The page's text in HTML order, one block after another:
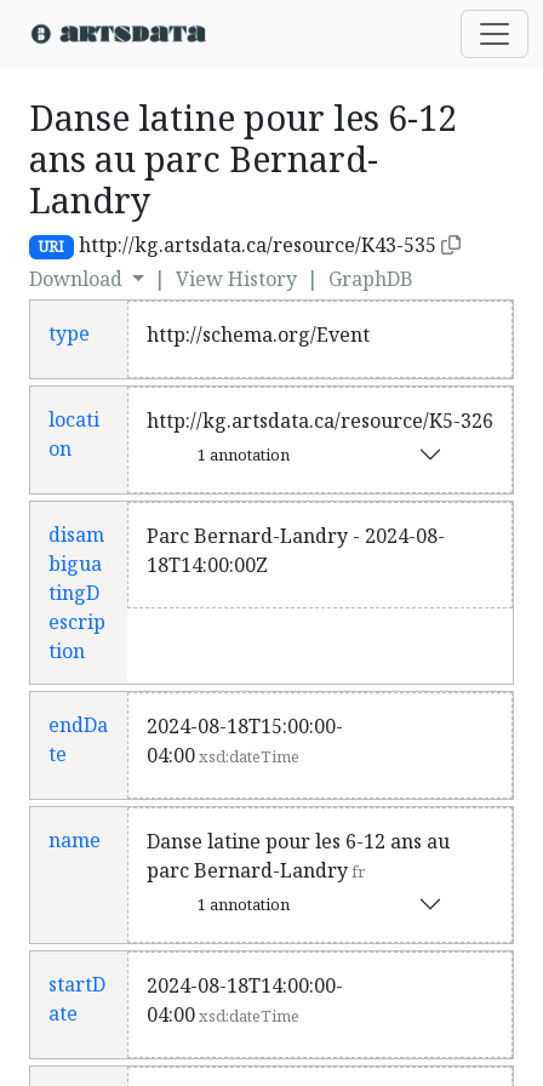
Danse latine pour les 6-12
ans au parc Bernard-
Landry
URI
http://kg.artsdata.ca/resource/K43-535
Download
| View History | GraphDB
type http://schema.org/Event
locati
on
http://kg.artsdata.ca/resource/K5-326
1 annotation
disam
bigua
tingD
escrip
tion
Parc Bernard-Landry - 2024-08-
18T14:00:00Z
endDa
te
2024-08-18T15:00:00-
04:00xsd:dateTime
name
Danse latine pour les 6-12 ans au
parc Bernard-Landryfr
1 annotation
startD
ate
2024-08-18T14:00:00-
04:00xsd:dateTime